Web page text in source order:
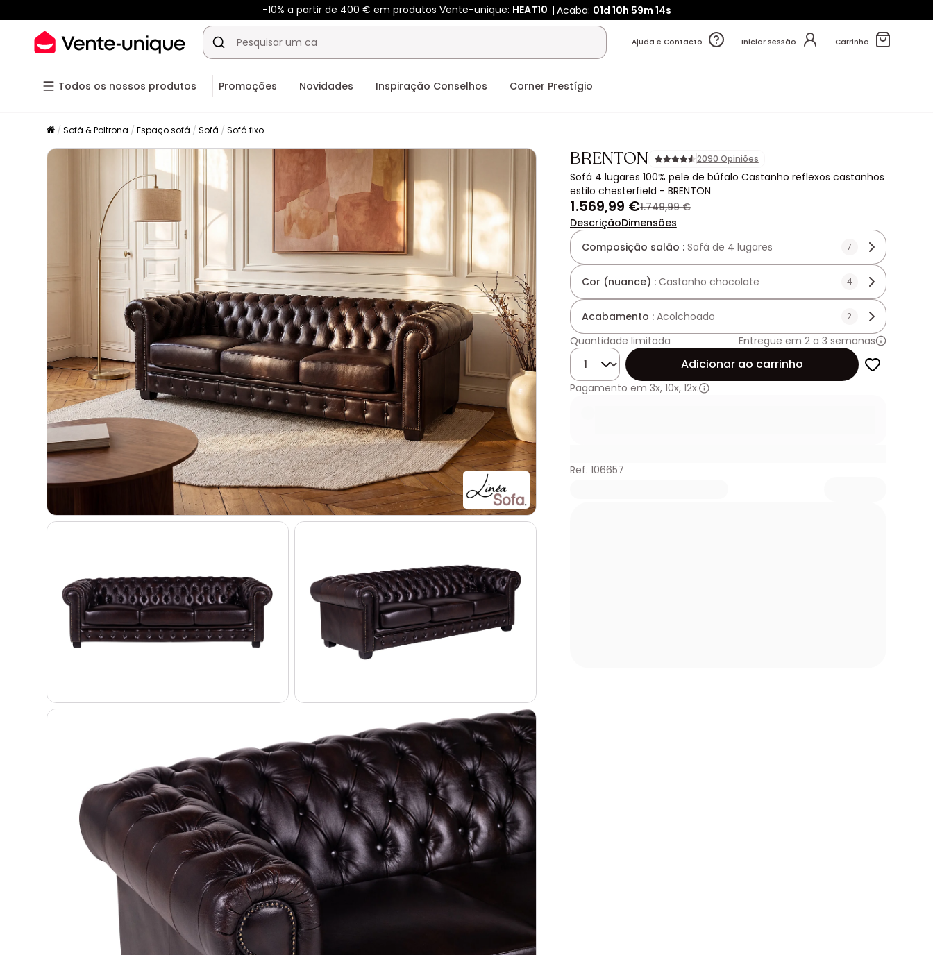
-10% a partir de 400 € em produtos Vente-unique: HEAT10 Acaba: 01d 10h 59m 12s
Ajuda e Contacto Iniciar sessão Carrinho
Todos os nossos produtos Promoções Novidades Inspiração Conselhos Corner Prestígio
Sofá & Poltrona Espaço sofá Sofá Sofá fixo
BRENTON 2090 Opiniões
Sofá 4 lugares 100% pele de búfalo Castanho reflexos castanhos
estilo chesterfield - BRENTON
1.569,99 €1.749,99 €
DescriçãoDimensões
Composição salão : Sofá de 4 lugares 7
Cor (nuance) : Castanho chocolate 4
Acabamento : Acolchoado 2
Quantidade limitada
Entregue em 2 a 3 semanas
Quantidade
Adicionar ao carrinho
Pagamento em 3x, 10x, 12x.
Ref. 106657